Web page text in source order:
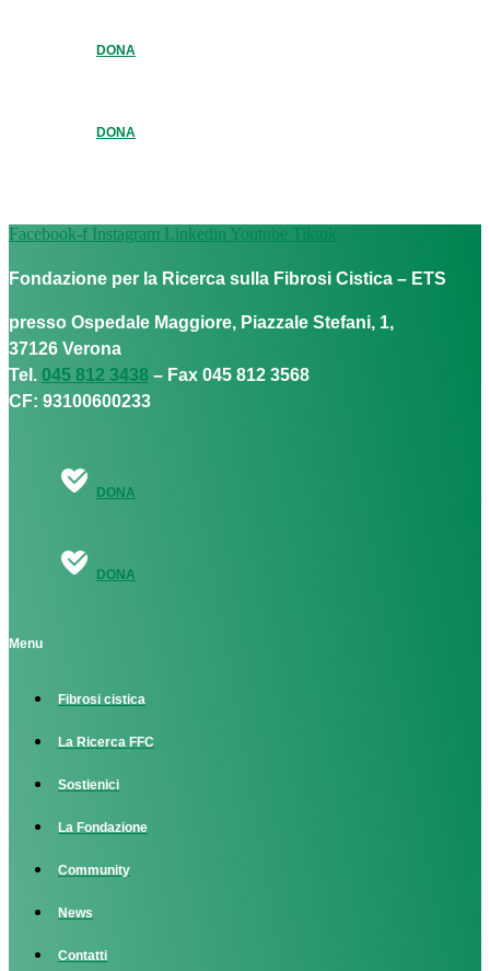
DONA
DONA
Facebook-f Instagram Linkedin Youtube Tiktok
Fondazione per la Ricerca sulla Fibrosi Cistica – ETS
presso Ospedale Maggiore, Piazzale Stefani, 1,
37126 Verona
Tel. 045 812 3438 – Fax 045 812 3568
CF: 93100600233
DONA
DONA
Menu
Fibrosi cistica
La Ricerca FFC
Sostienici
La Fondazione
Community
News
Contatti